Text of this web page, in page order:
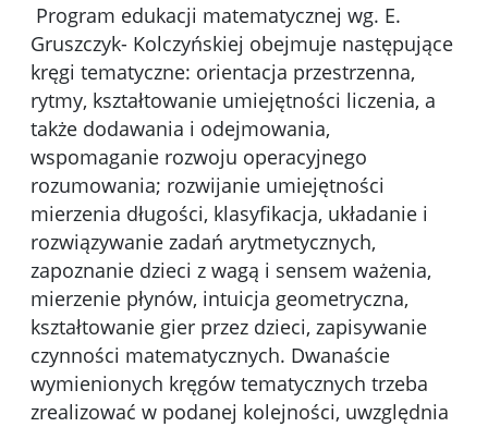
Program edukacji matematycznej wg. E.
Gruszczyk- Kolczyńskiej obejmuje następujące
kręgi tematyczne: orientacja przestrzenna,
rytmy, kształtowanie umiejętności liczenia, a
także dodawania i odejmowania,
wspomaganie rozwoju operacyjnego
rozumowania; rozwijanie umiejętności
mierzenia długości, klasyfikacja, układanie i
rozwiązywanie zadań arytmetycznych,
zapoznanie dzieci z wagą i sensem ważenia,
mierzenie płynów, intuicja geometryczna,
kształtowanie gier przez dzieci, zapisywanie
czynności matematycznych. Dwanaście
wymienionych kręgów tematycznych trzeba
zrealizować w podanej kolejności, uwzględnia